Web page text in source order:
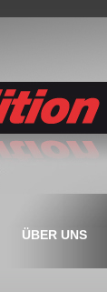
ÜBER UNS